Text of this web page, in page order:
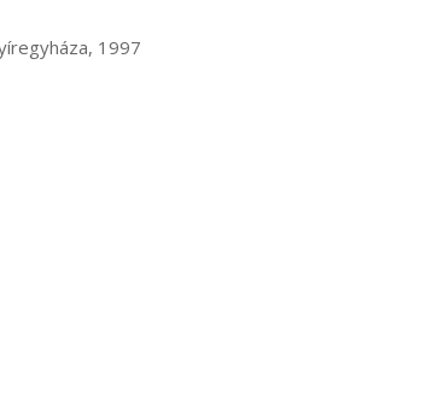
Nyíregyháza, 1997